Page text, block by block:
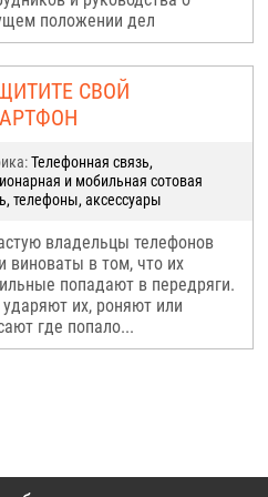
положении дел
СВОЙ
Телефонная связь,
и мобильная сотовая
телефоны, аксессуары
владельцы телефонов
виноваты в том, что их
попадают в передряги.
их, роняют или
где попало...